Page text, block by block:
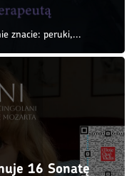
znacie: peruki,...
16 Sonatę